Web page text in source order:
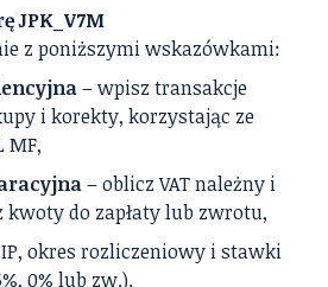
JPK_V7M
z poniższymi wskazówkami:
– wpisz transakcje
i korekty, korzystając ze
MF,
– oblicz VAT należny i
do zapłaty lub zwrotu,
okres rozliczeniowy i stawki
0% lub zw.).